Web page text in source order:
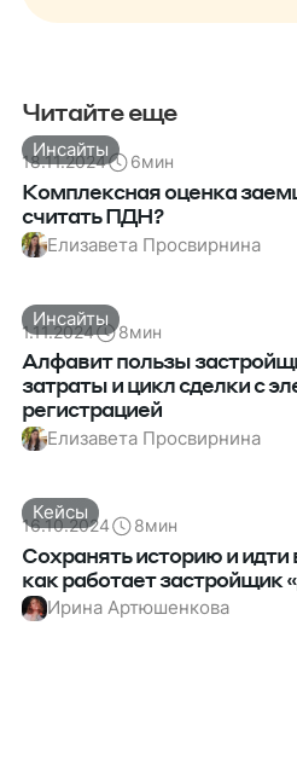
Читайте еще
18.11.2024 6мин
Комплексная оценка
считать ПДН?
Елизавета Просвирнина
Инсайты
1.11.2024 8мин
Алфавит пользы
затраты и цикл сделки с
регистрацией
Елизавета Просвирнина
Инсайты
16.10.2024 8мин
Сохранять историю и идти
как работает застройщик
Ирина Артюшенкова
Кейсы